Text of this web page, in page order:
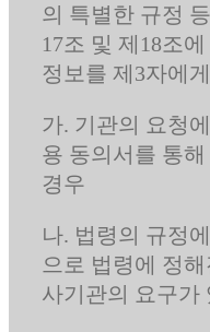
의 특별한 규정
17조 및 제18조
정보를 제3자에
가. 기관의 요청
용 동의서를 통
경우
나. 법령의 규정
으로 법령에 정
사기관의 요구가